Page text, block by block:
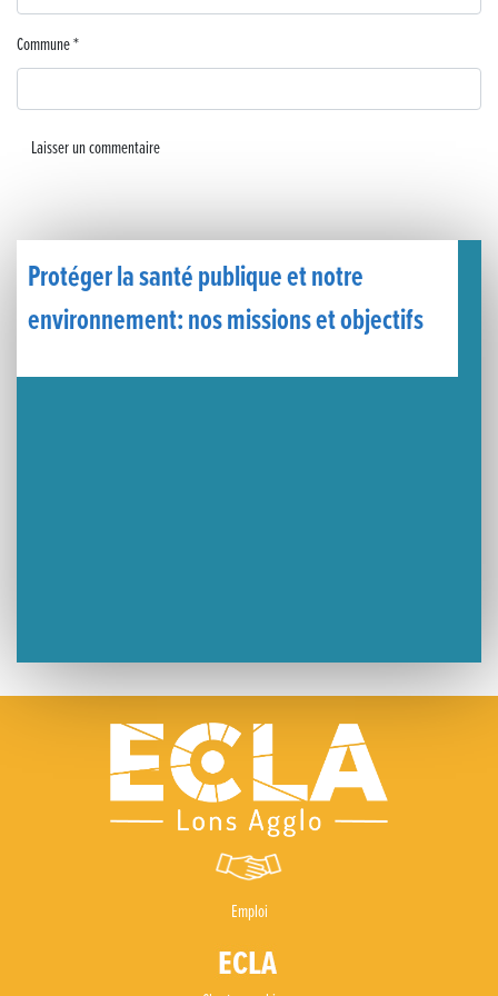
Un week-end placé sous le signe du souvenir et de l’émotion
Le Carnavélo 2025 a illuminé Lons-le-Saunier !
Protéger la santé publique et notre
environnement: nos missions et objectifs
Commune*
Emploi